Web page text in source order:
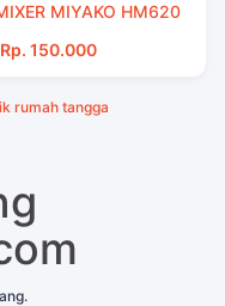
MIYAKO HM620
Rp. 150.000
rumah tangga